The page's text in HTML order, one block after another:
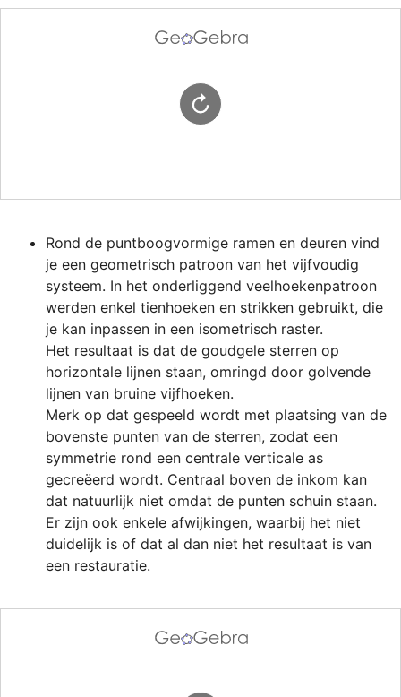
Rond de puntboogvormige ramen en deuren vind
je een geometrisch patroon van het vijfvoudig
systeem. In het onderliggend veelhoekenpatroon
werden enkel tienhoeken en strikken gebruikt, die
je kan inpassen in een isometrisch raster.
Het resultaat is dat de goudgele sterren op
horizontale lijnen staan, omringd door golvende
lijnen van bruine vijfhoeken.
Merk op dat gespeeld wordt met plaatsing van de
bovenste punten van de sterren, zodat een
symmetrie rond een centrale verticale as
gecreëerd wordt. Centraal boven de inkom kan
dat natuurlijk niet omdat de punten schuin staan.
Er zijn ook enkele afwijkingen, waarbij het niet
duidelijk is of dat al dan niet het resultaat is van
een restauratie.